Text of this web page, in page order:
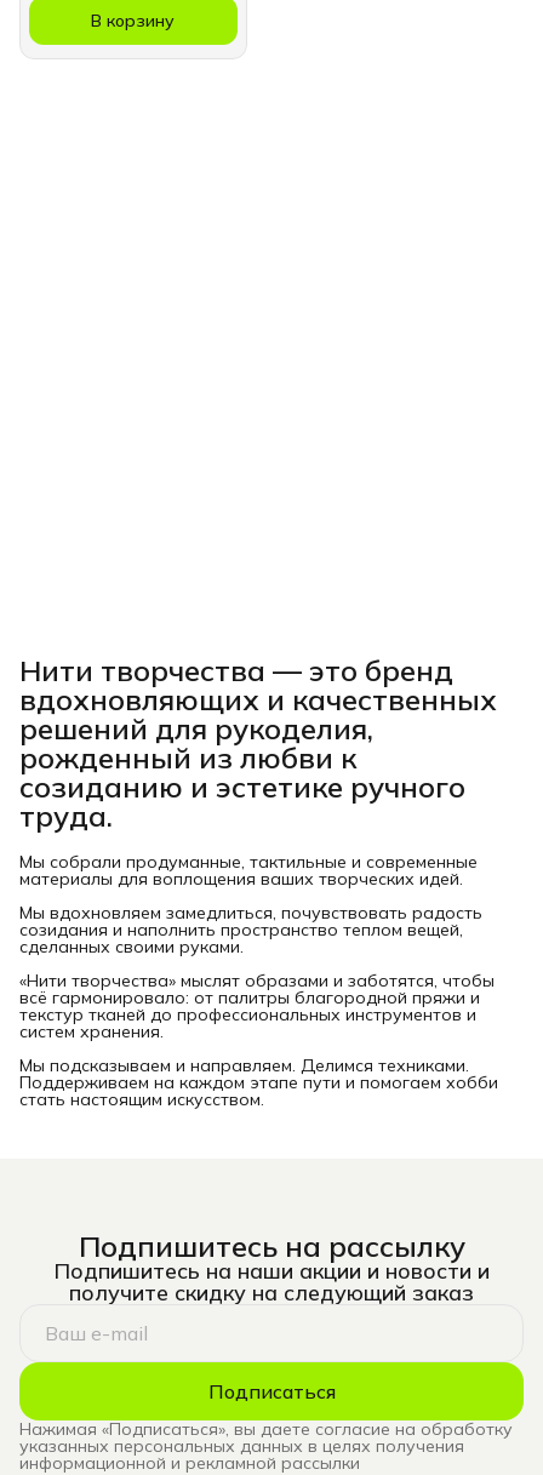
В корзину
Нити творчества — это бренд
вдохновляющих и качественных
решений для рукоделия,
рожденный из любви к
созиданию и эстетике ручного
труда.
Мы собрали продуманные, тактильные и современные
материалы для воплощения ваших творческих идей.
Мы вдохновляем замедлиться, почувствовать радость
созидания и наполнить пространство теплом вещей,
сделанных своими руками.
«Нити творчества» мыслят образами и заботятся, чтобы
всё гармонировало: от палитры благородной пряжи и
текстур тканей до профессиональных инструментов и
систем хранения.
Мы подсказываем и направляем. Делимся техниками.
Поддерживаем на каждом этапе пути и помогаем хобби
стать настоящим искусством.
Подпишитесь на рассылку
Подпишитесь на наши акции и новости и
получите скидку на следующий заказ
Подписаться
Нажимая «Подписаться», вы даете согласие на обработку
указанных персональных данных в целях получения
информационной и рекламной рассылки